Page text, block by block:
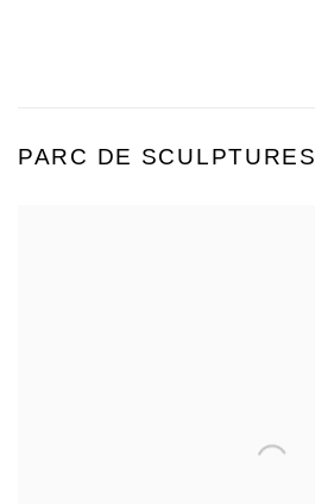
PARC DE SCULPTURES